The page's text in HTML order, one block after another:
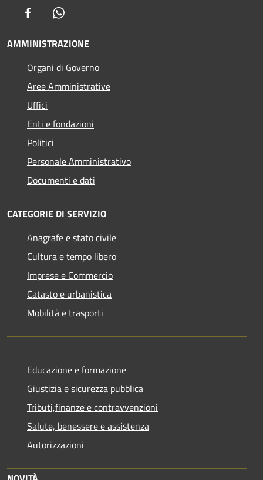
Facebook
AMMINISTRAZIONE
Organi di Governo
Aree Amministrative
Uffici
Enti e fondazioni
Politici
Personale Amministrativo
Documenti e dati
CATEGORIE DI SERVIZIO
Anagrafe e stato civile
Cultura e tempo libero
Imprese e Commercio
Catasto e urbanistica
Mobilità e trasporti
Educazione e formazione
Giustizia e sicurezza pubblica
Tributi,finanze e contravvenzioni
Salute, benessere e assistenza
Autorizzazioni